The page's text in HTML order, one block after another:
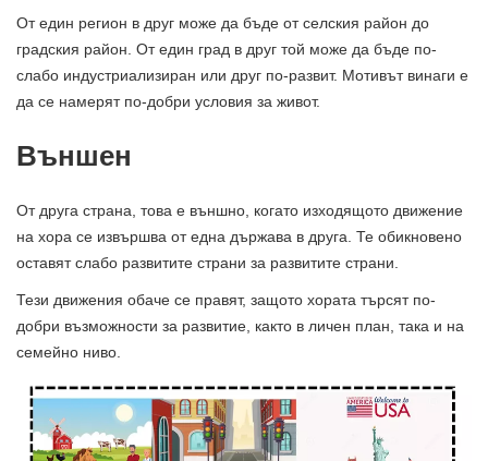
От един регион в друг може да бъде от селския район до
градския район. От един град в друг той може да бъде по-
слабо индустриализиран или друг по-развит. Мотивът винаги е
да се намерят по-добри условия за живот.
Външен
От друга страна, това е външно, когато изходящото движение
на хора се извършва от една държава в друга. Те обикновено
оставят слабо развитите страни за развитите страни.
Тези движения обаче се правят, защото хората търсят по-
добри възможности за развитие, както в личен план, така и на
семейно ниво.